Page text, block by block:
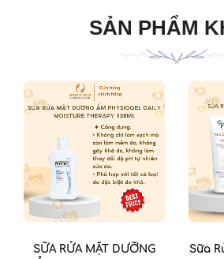
SẢN PHẨM
SỮA RỬA MẶT DƯỠNG
Sữa